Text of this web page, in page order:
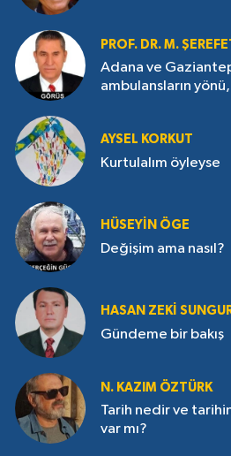
PROF. DR. M.
Adana ve
ambulansların yönü,
AYSEL KORKUT
Kurtulalım öyleyse
HÜSEYIN ÖGE
Değişim ama nasıl?
HASAN ZEKI
Gündeme bir bakış
N. KAZIM ÖZTÜRK
Tarih nedir ve
var mı?